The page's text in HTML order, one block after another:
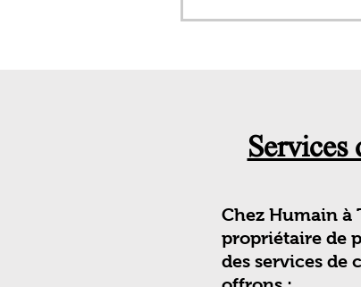
Services
Chez Humain à
propriétaire de
des services de